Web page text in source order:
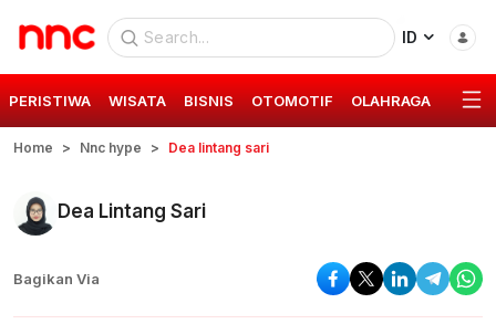
ID
PERISTIWA WISATA BISNIS OTOMOTIF OLAHRAGA GAYA
Home Nnc hype Dea lintang sari
Dea Lintang Sari
Bagikan Via